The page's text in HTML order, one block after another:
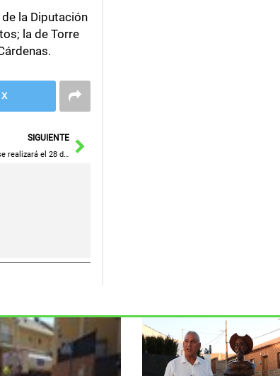
de la Diputación
la de Torre
SIGUIENTE
La final del Campeonato de Esports de Castilla-La Mancha se realizará el 28 de diciembre en Puertollano
Siguiente